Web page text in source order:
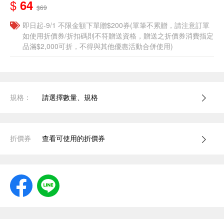
$ 64 $69
即日起-9/1 不限金額下單贈$200券(單筆不累贈，請注意訂單
如使用折價券/折扣碼則不符贈送資格，贈送之折價券消費指定
品滿$2,000可折，不得與其他優惠活動合併使用)
規格： 請選擇數量、規格
折價券 查看可使用的折價券